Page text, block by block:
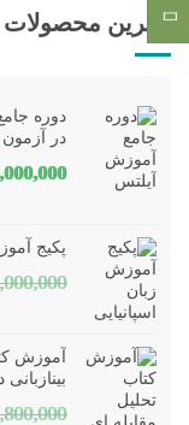
بهترین محصولات
دوره
در
پکیج
آموزش